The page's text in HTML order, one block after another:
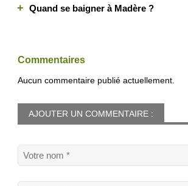
+ Quand se baigner à Madère ?
Commentaires
Aucun commentaire publié actuellement.
AJOUTER UN COMMENTAIRE :